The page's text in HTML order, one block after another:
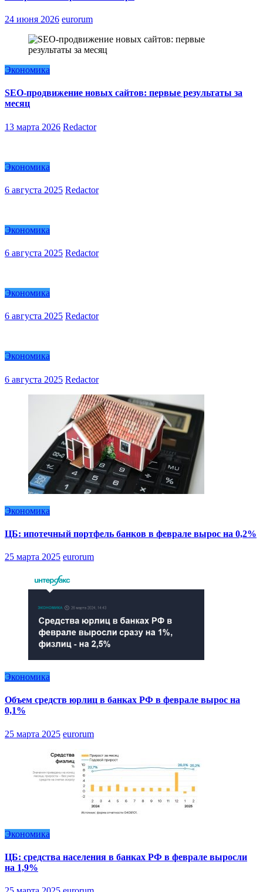
24 июня 2026 eurorum
Экономика
SEO-продвижение новых сайтов: первые результаты за
месяц
13 марта 2026 Redactor
Экономика
6 августа 2025 Redactor
Экономика
6 августа 2025 Redactor
Экономика
6 августа 2025 Redactor
Экономика
6 августа 2025 Redactor
Экономика
ЦБ: ипотечный портфель банков в феврале вырос на 0,2%
25 марта 2025 eurorum
Экономика
Объем средств юрлиц в банках РФ в феврале вырос на
0,1%
25 марта 2025 eurorum
Экономика
ЦБ: средства населения в банках РФ в феврале выросли
на 1,9%